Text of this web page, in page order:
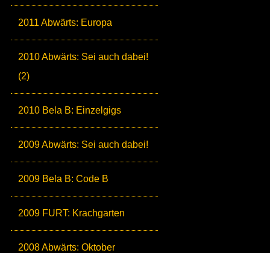
2011 Abwärts: Europa
2010 Abwärts: Sei auch dabei!
(2)
2010 Bela B: Einzelgigs
2009 Abwärts: Sei auch dabei!
2009 Bela B: Code B
2009 FURT: Krachgarten
2008 Abwärts: Oktober